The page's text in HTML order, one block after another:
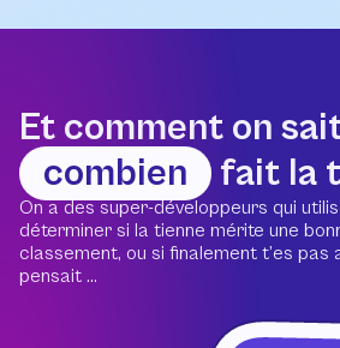
Et comment on
combien
fait la
On a des super-développeurs qui
déterminer si la tienne mérite une
classement, ou si finalement t’es pas
pensait ...